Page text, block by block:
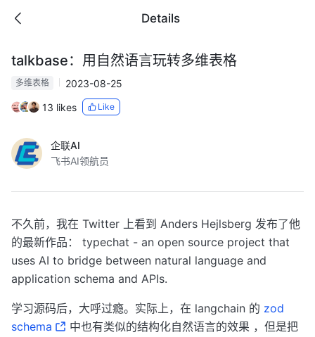
Details
talkbase：用自然语言玩转多维表格
多维表格
2023-08-25
13 likes
Like
企联AI
飞书AI领航员
不久前，我在 Twitter 上看到 Anders Hejlsberg 发布了他
的最新作品： typechat - an open source project that
uses AI to bridge between natural language and
application schema and APIs.
学习源码后，大呼过瘾。实际上，在 langchain 的 zod
schema
中也有类似的结构化自然语言的效果 ，但是把